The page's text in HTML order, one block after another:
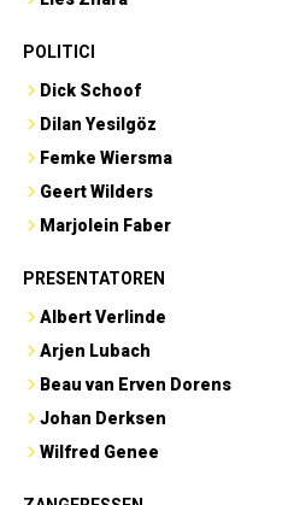
POLITICI
Dick Schoof
Dilan Yesilgöz
Femke Wiersma
Geert Wilders
Marjolein Faber
PRESENTATOREN
Albert Verlinde
Arjen Lubach
Beau van Erven Dorens
Johan Derksen
Wilfred Genee